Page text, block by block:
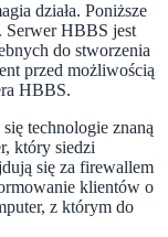
działa. Poniższe
Serwer HBBS jest
do stworzenia
przed możliwością
HBBS.
technologie znaną
który siedzi
się za firewallem
klientów o
z którym do